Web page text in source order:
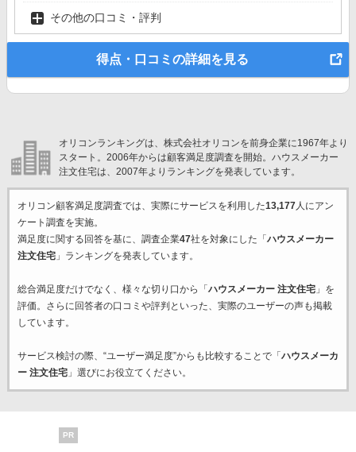
その他の口コミ・評判
得点・口コミの詳細を見る
オリコンランキングは、株式会社オリコンを前身企業に1967年より
スタート。2006年からは顧客満足度調査を開始。ハウスメーカー
注文住宅は、2007年よりランキングを発表しています。
オリコン顧客満足度調査では、実際にサービスを利用した13,177人にアン
ケート調査を実施。
満足度に関する回答を基に、調査企業47社を対象にした「 ハウスメーカー
注文住宅」ランキングを発表しています。
総合満足度だけでなく、様々な切り口から「 ハウスメーカー 注文住宅」を
評価。さらに回答者の口コミや評判といった、実際のユーザーの声も掲載
しています。
サービス検討の際、“ユーザー満足度”からも比較することで「 ハウスメーカ
ー 注文住宅」選びにお役立てください。
PR